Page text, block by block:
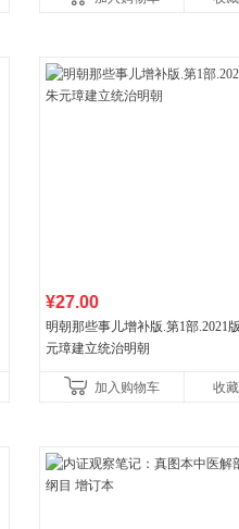
¥27.00
明朝那些事儿增补版.第1部.2021
元璋建立统治明朝
加入购物车 收藏